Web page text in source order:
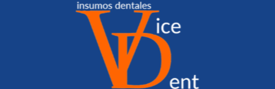
ADHESION Y RESTAURACION RESINA OPACIFICADORA